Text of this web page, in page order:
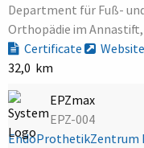
Department für Fuß-
Orthopädie im
Certificate
Website
32,0 km
EPZmax
EPZ-004
EndoProthetikZentrum